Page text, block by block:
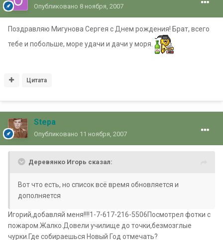
Опубликовано 8 ноября, 2007
Поздравляю Мигунова Сергея с Днем рождения! Брат, всего
тебе и побольше, море удачи и дачи у моря.
Цитата
Stepa
Опубликовано 11 ноября, 2007
Деревянко Игорь сказал:
Вот что есть, но список всё время обновляется и
дополняется
Игорий,добавляй меня!!!!1-7-617-216-5506Посмотрел фотки с
пожаром.Жалко.Довели училище до точки,безмозглые
чурки.Где собираешься Новый Год отмечать?